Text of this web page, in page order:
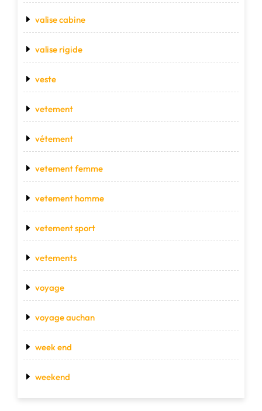
valise cabine
valise rigide
veste
vetement
vétement
vetement femme
vetement homme
vetement sport
vetements
voyage
voyage auchan
week end
weekend